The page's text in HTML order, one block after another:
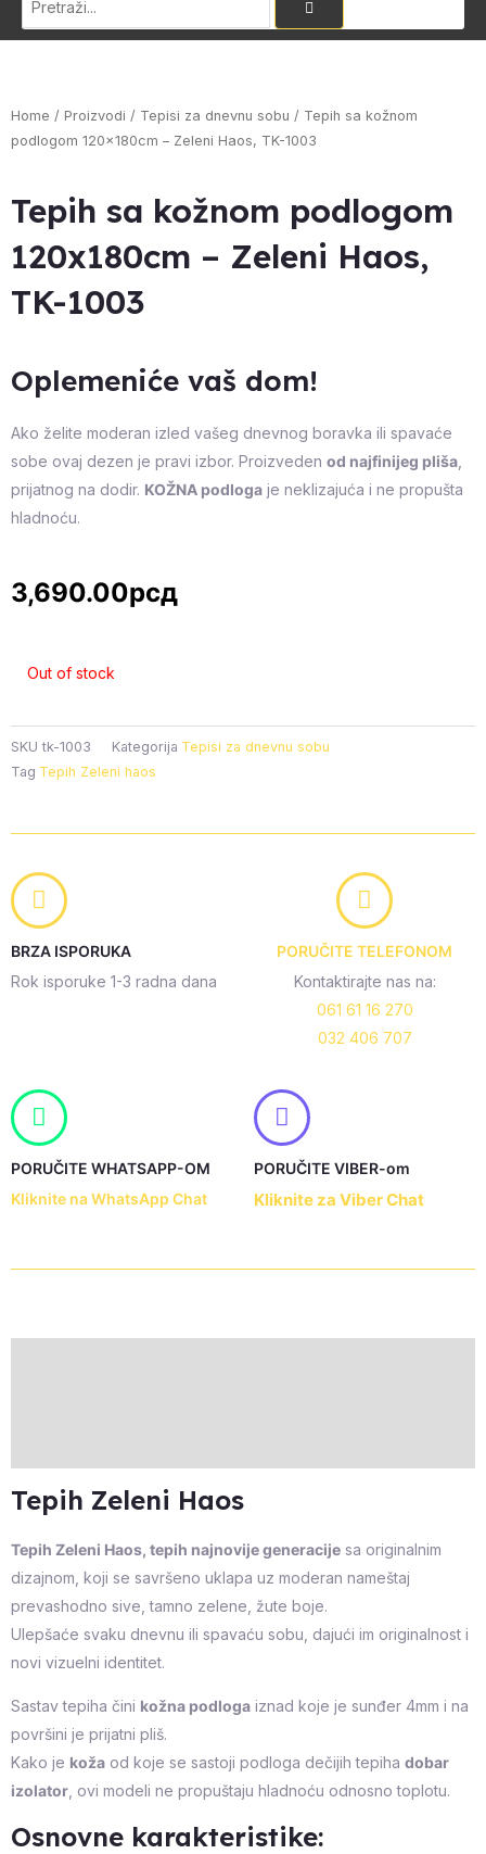
Home / Proizvodi / Tepisi za dnevnu sobu / Tepih sa kožnom
podlogom 120x180cm – Zeleni Haos, TK-1003
Tepih sa kožnom podlogom
120x180cm – Zeleni Haos,
TK-1003
Oplemeniće vaš dom!
Ako želite moderan izled vašeg dnevnog boravka ili spavaće
sobe ovaj dezen je pravi izbor. Proizveden od najfinijeg pliša
prijatnog na dodir. KOŽNA podloga je neklizajuća i ne propušta
hladnoću.
3,690.00рсд
Out of stock
SKU tk-1003 Kategorija Tepisi za dnevnu sobu
Tag Tepih Zeleni haos
BRZA ISPORUKA
Rok isporuke 1-3 radna dana
PORUČITE TELEFONOM
Kontaktirajte nas na:
061 61 16 270
032 406 707
PORUČITE WHATSAPP-OM
Kliknite na WhatsApp Chat
PORUČITE VIBER-om
Kliknite za Viber Chat
Tepih Zeleni Haos
Tepih Zeleni Haos, tepih najnovije generacije sa originalnim
dizajnom, koji se savršeno uklapa uz moderan nameštaj
prevashodno sive, tamno zelene, žute boje.
Ulepšaće svaku dnevnu ili spavaću sobu, dajući im originalnost i
novi vizuelni identitet.
Sastav tepiha čini kožna podloga iznad koje je sunđer 4mm i na
površini je prijatni pliš.
Kako je koža od koje se sastoji podloga dečijih tepiha dobar
izolator , ovi modeli ne propuštaju hladnoću odnosno toplotu.
Osnovne karakteristike: